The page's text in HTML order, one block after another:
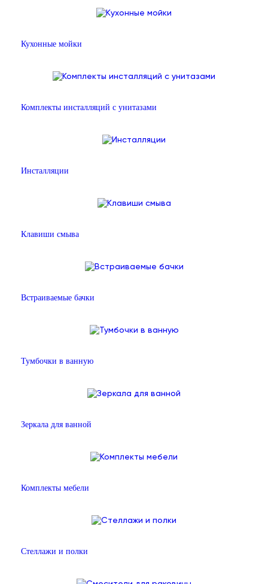
Кухонные мойки
Комплекты инсталляций с унитазами
Инсталляции
Клавиши смыва
Встраиваемые бачки
Тумбочки в ванную
Зеркала для ванной
Комплекты мебели
Стеллажи и полки